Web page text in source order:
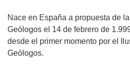
Nace en España a propuesta de
Geólogos el 14 de febrero de
desde el primer momento por el
Geólogos.